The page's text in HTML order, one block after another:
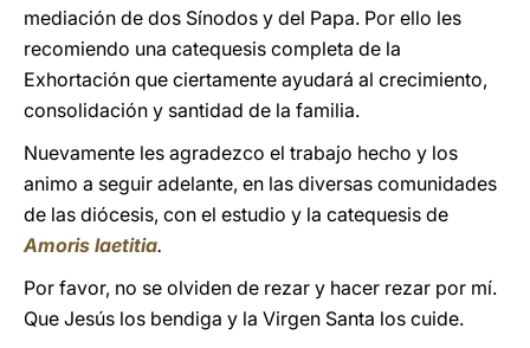
mediación de dos Sínodos y del Papa. Por ello les
recomiendo una catequesis completa de la
Exhortación que ciertamente ayudará al crecimiento,
consolidación y santidad de la familia.
Nuevamente les agradezco el trabajo hecho y los
animo a seguir adelante, en las diversas comunidades
de las diócesis, con el estudio y la catequesis de
Amoris laetitia.
Por favor, no se olviden de rezar y hacer rezar por mí.
Que Jesús los bendiga y la Virgen Santa los cuide.